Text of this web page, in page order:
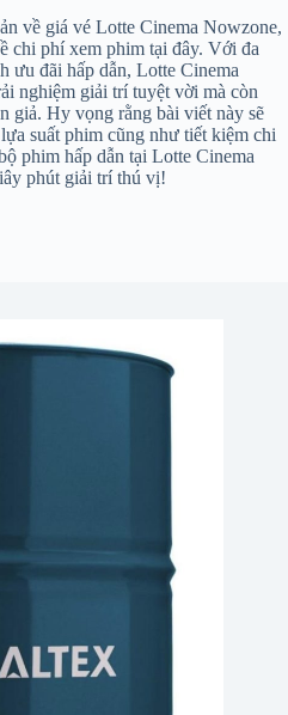
về giá vé Lotte Cinema Nowzone,
chi phí xem phim tại đây. Với đa
ưu đãi hấp dẫn, Lotte Cinema
nghiệm giải trí tuyệt vời mà còn
giả. Hy vọng rằng bài viết này sẽ
suất phim cũng như tiết kiệm chi
phim hấp dẫn tại Lotte Cinema
phút giải trí thú vị!